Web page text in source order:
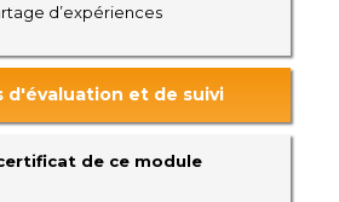
d’expériences
d'évaluation et de suivi
de ce module